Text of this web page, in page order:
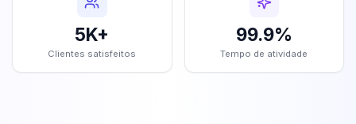
5K+
Clientes satisfeitos
99.9%
Tempo de atividade